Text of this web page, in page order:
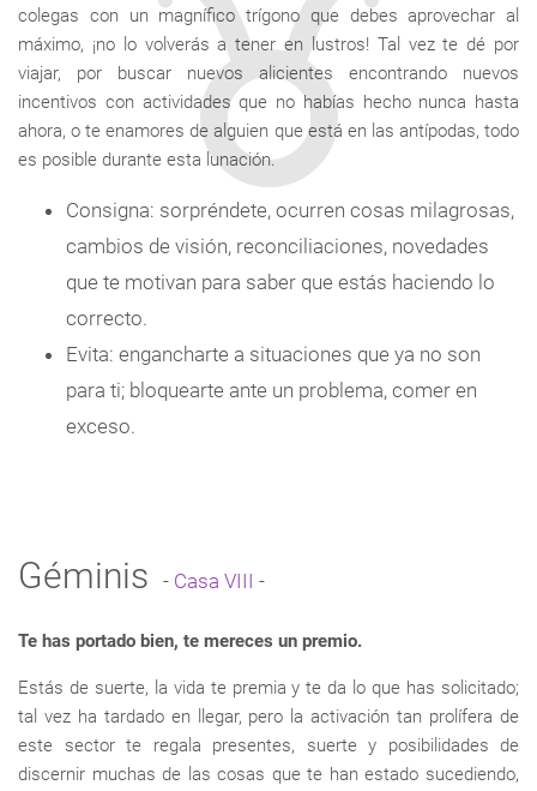
colegas con un magnífico trígono que debes aprovechar al
máximo, ¡no lo volverás a tener en lustros! Tal vez te dé por
viajar, por buscar nuevos alicientes encontrando nuevos
incentivos con actividades que no habías hecho nunca hasta
ahora, o te enamores de alguien que está en las antípodas, todo
es posible durante esta lunación.
Consigna: sorpréndete, ocurren cosas milagrosas,
cambios de visión, reconciliaciones, novedades
que te motivan para saber que estás haciendo lo
correcto.
Evita: engancharte a situaciones que ya no son
para ti; bloquearte ante un problema, comer en
exceso.
Géminis - Casa VIII -
Te has portado bien, te mereces un premio.
Estás de suerte, la vida te premia y te da lo que has solicitado;
tal vez ha tardado en llegar, pero la activación tan prolífera de
este sector te regala presentes, suerte y posibilidades de
discernir muchas de las cosas que te han estado sucediendo,